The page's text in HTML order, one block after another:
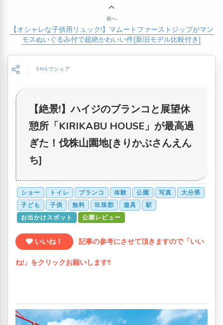
前へ
【オシャレな子供用リュック!】マムートファーストジップがマン
モスぬいぐるみ付で超絶かわいい件[新旧モデル比較付き]
SNSでシェア
【絶景!】ハイジのブランコと展望休
憩所「KIRIKABU HOUSE」が最高過
ぎた！伐株山園地[きりかぶさんえん
ち]
ショー トイレ ブランコ 体験 公園 写真
大分県
子ども
子供 無料 玖珠郡 遊具
駅
お出かけスポット
公園レビュー
いいね！ 記事の参考にさせて頂きますので「いい
ね!」をクリックお願いします!!